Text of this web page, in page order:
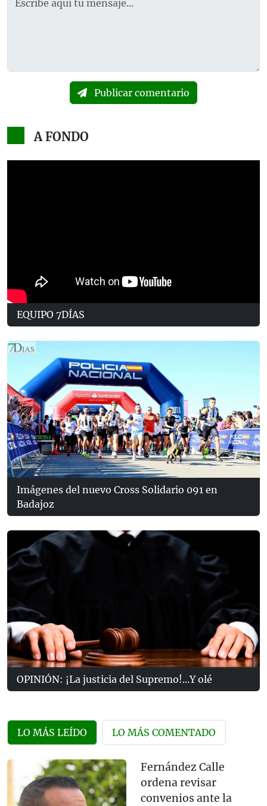
Publicar comentario
A FONDO
EQUIPO 7DÍAS
Imágenes del nuevo Cross Solidario 091 en
Badajoz
OPINIÓN: ¡La justicia del Supremo!...Y olé
LO MÁS LEÍDO LO MÁS COMENTADO
Fernández Calle
ordena revisar
convenios ante la